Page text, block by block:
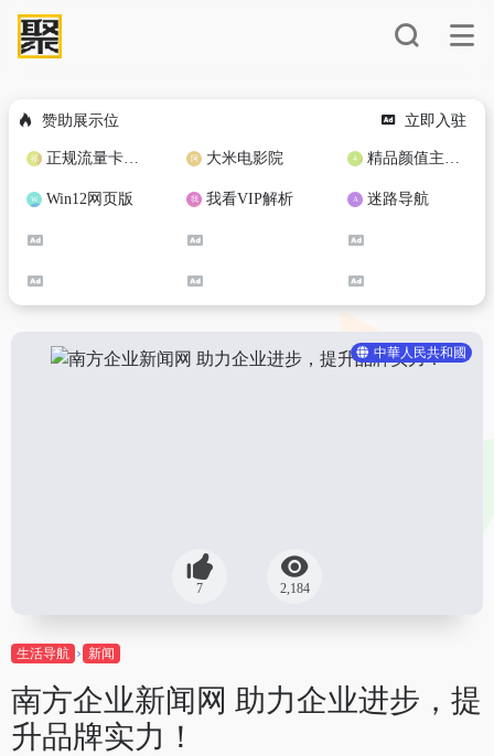
赞助展示位 立即入驻
正规流量卡免费加盟合作 大米电影院 精品颜值主播定制
Win12网页版 我看VIP解析 迷路导航
中華人民共和國
7 2,184
生活导航 新闻
南方企业新闻网 助力企业进步，提
升品牌实力！